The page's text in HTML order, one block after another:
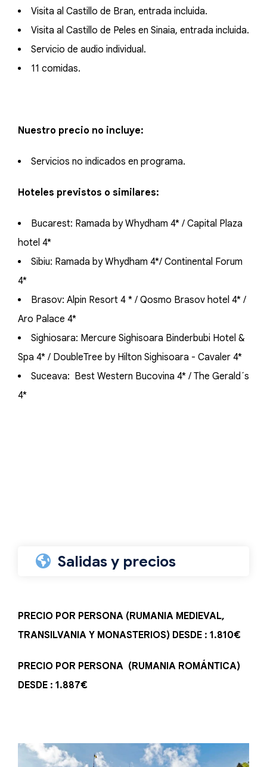
Visita al Castillo de Bran, entrada incluida.
Visita al Castillo de Peles en Sinaia, entrada incluida.
Servicio de audio individual.
11 comidas.
Nuestro precio no incluye:
Servicios no indicados en programa.
Hoteles previstos o similares:
Bucarest: Ramada by Whydham 4* / Capital Plaza
hotel 4*
Sibiu: Ramada by Whydham 4*/ Continental Forum
4*
Brasov: Alpin Resort 4 * / Qosmo Brasov hotel 4* /
Aro Palace 4*
Sighiosara: Mercure Sighisoara Binderbubi Hotel &
Spa 4* / DoubleTree by Hilton Sighisoara - Cavaler 4*
Suceava: Best Western Bucovina 4* / The Gerald´s
4*
Salidas y precios
PRECIO POR PERSONA (RUMANIA MEDIEVAL,
TRANSILVANIA Y MONASTERIOS) DESDE : 1.810€
PRECIO POR PERSONA (RUMANIA ROMÁNTICA)
DESDE : 1.887€